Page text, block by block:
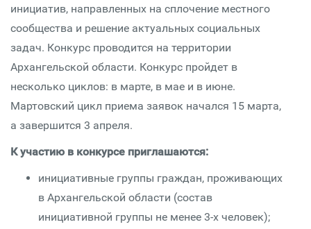
инициатив, направленных на сплочение местного
сообщества и решение актуальных социальных
задач. Конкурс проводится на территории
Архангельской области. Конкурс пройдет в
несколько циклов: в марте, в мае и в июне.
Мартовский цикл приема заявок начался 15 марта,
а завершится 3 апреля.
К участию в конкурсе приглашаются:
инициативные группы граждан, проживающих
в Архангельской области (состав
инициативной группы не менее 3-х человек);